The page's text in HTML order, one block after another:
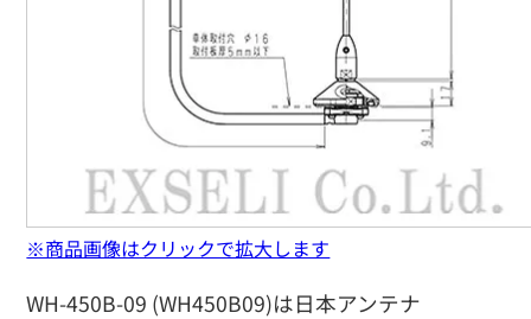
WH-450B-09 (WH450B09)は日本アンテナ
※商品画像はクリックで拡大します